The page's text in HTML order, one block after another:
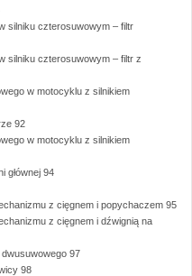
silniku czterosuwowym – filtr
silniku czterosuwowym – filtr z
w motocyklu z silnikiem
92
w motocyklu z silnikiem
głównej 94
z cięgnem i popychaczem 95
z cięgnem i dźwignią na
dwusuwowego 97
98